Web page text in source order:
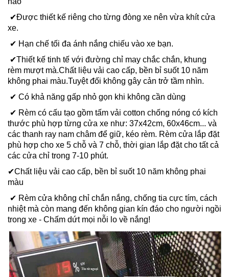
✔Được thiết kế riêng cho từng đòng xe nên vừa khít cửa
xe.
✔ Hạn chế tối đa ánh nắng chiếu vào xe bạn.
✔Thiết kế tinh tế với đường chỉ may chắc chắn, khung
rèm mượt mà.Chất liệu vải cao cấp, bền bỉ suốt 10 năm
không phai màu.Tuyệt đối không gây cản trở tầm nhìn.
✔ Có khả năng gấp nhỏ gọn khi không cần dùng
✔ Rèm có cấu tạo gồm tấm vải cotton chống nóng có kích
thước phù hợp từng cửa xe như: 37x42cm, 60x46cm... và
các thanh ray nam châm để giữ, kéo rèm. Rèm cửa lắp đặt
phù hợp cho xe 5 chỗ và 7 chỗ, thời gian lắp đặt cho tất cả
các cửa chỉ trong 7-10 phút.
✔Chất liệu vải cao cấp, bền bỉ suốt 10 năm không phai
màu
✔ Rèm cửa không chỉ chắn nắng, chống tia cực tím, cách
nhiệt mà còn mang đến không gian kín đáo cho người ngồi
trong xe - Chấm dứt mọi nỗi lo về nắng!